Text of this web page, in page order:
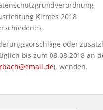
Kirmes 2018
oder
bis zum 08.08.2018 an
), wenden.